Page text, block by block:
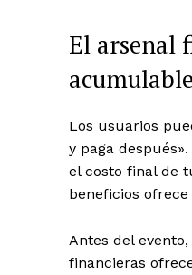
El arsenal
Los usuarios
y paga
el costo final de
beneficios
Antes del
financieras